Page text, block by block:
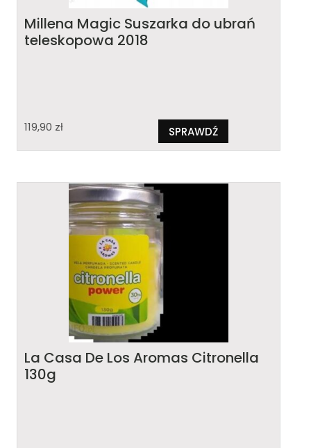
Millena Magic Suszarka do ubrań
teleskopowa 2018
119,90 zł SPRAWDŹ
La Casa De Los Aromas Citronella
130g